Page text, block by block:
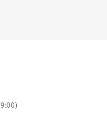
と飲みに来たり、
気軽に遊びに来てくださ